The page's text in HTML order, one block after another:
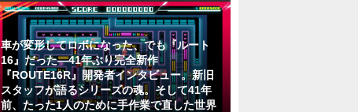
車が変形してロボになった、でも『ルート
16』だった―41年ぶり完全新作
『ROUTE16R』開発者インタビュー。新旧
スタッフが語るシリーズの魂。そして41年
前、たった1人のために手作業で直した世界